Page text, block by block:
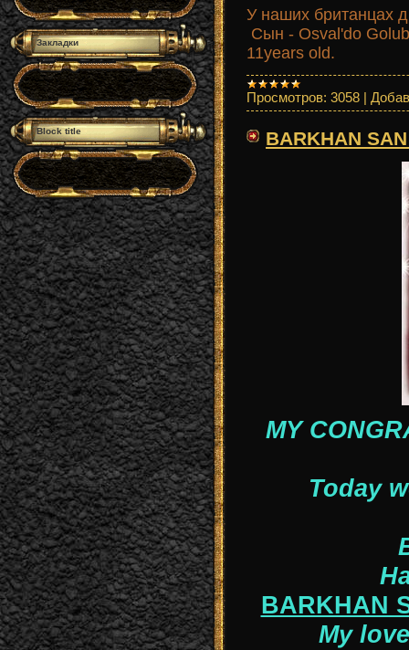
Закладки
Block title
У наших британцах
Сын - Osval'do
11years old.
Просмотров: 3058 |
BARKHAN
MY
Today
BARKHAN
My